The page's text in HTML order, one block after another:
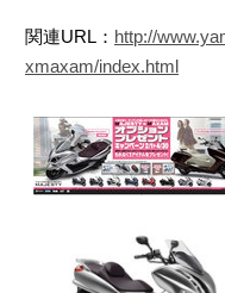
関連URL： http://
xmaxam/index.html